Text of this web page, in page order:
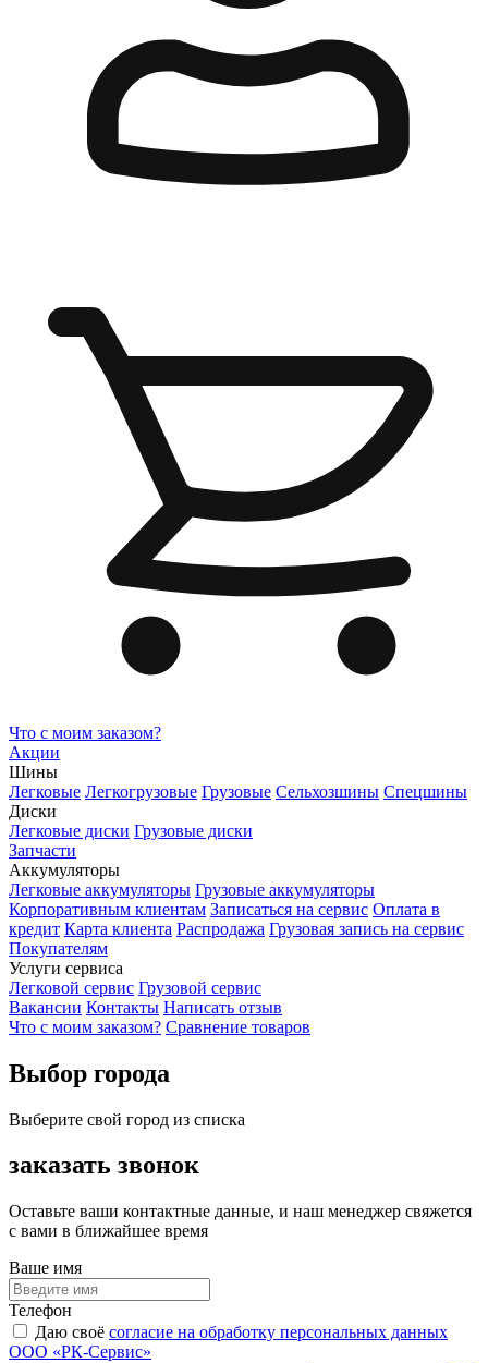
Что с моим заказом?
Акции
Шины
Легковые Легкогрузовые Грузовые Сельхозшины Спецшины
Диски
Легковые диски Грузовые диски
Запчасти
Аккумуляторы
Легковые аккумуляторы Грузовые аккумуляторы
Корпоративным клиентам Записаться на сервис Оплата в
кредит Карта клиента Распродажа Грузовая запись на сервис
Покупателям
Услуги сервиса
Легковой сервис Грузовой сервис
Вакансии Контакты Написать отзыв
Что с моим заказом? Сравнение товаров
Выбор города
Выберите свой город из списка
заказать звонок
Оставьте ваши контактные данные, и наш менеджер свяжется
с вами в ближайшее время
Ваше имя
Телефон
Даю своё согласие на обработку персональных данных
ООО «РК-Сервис»